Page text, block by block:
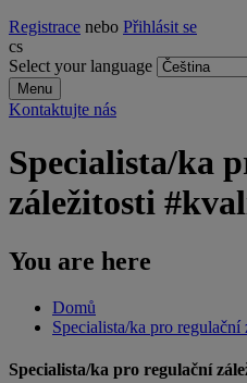
Registrace nebo Přihlásit se
cs
Select your language
Menu
Kontaktujte nás
Specialista/ka
záležitosti
You are here
Domů
Specialista/ka pro
Specialista/ka pro regulační